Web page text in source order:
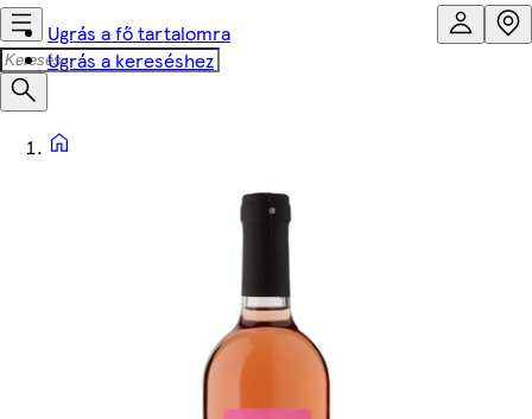
Ugrás a fő tartalomra
Ugrás a kereséshez